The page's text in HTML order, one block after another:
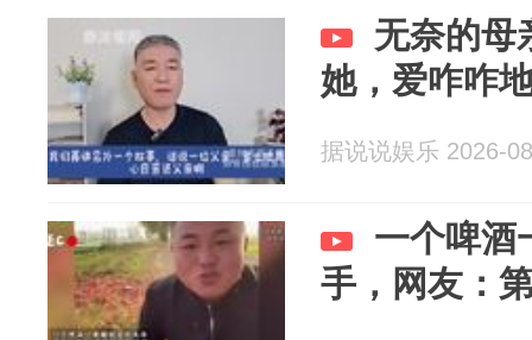
无奈的母
她，爱咋咋
据说说娱乐 2026-
一个啤酒
手，网友：